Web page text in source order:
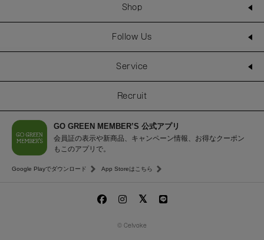
Shop
Follow Us
Service
Recruit
GO GREEN MEMBER’S 公式アプリ
会員証の表示や新商品、キャンペーン情報、お得なクーポン
もこのアプリで。
Google Playでダウンロード App Storeはこちら
© Celvoke